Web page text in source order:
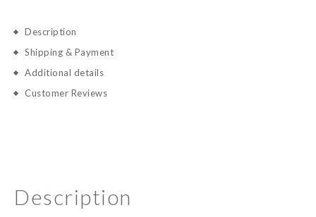
Description
Shipping & Payment
Additional details
Customer Reviews
Description